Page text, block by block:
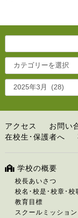
アクセス お問い
在校生･保護者へ
学校の概要
校長あいさつ
校名･校是･校章･校
教育目標
スクールミッショ